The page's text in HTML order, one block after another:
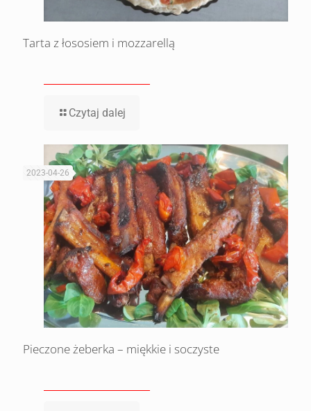
Tarta z łososiem i mozzarellą
Czytaj dalej
2023-04-26
Pieczone żeberka – miękkie i soczyste